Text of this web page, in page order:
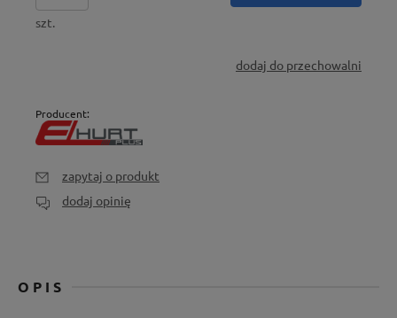
szt.
dodaj do przechowalni
Producent:
zapytaj o produkt
dodaj opinię
OPIS